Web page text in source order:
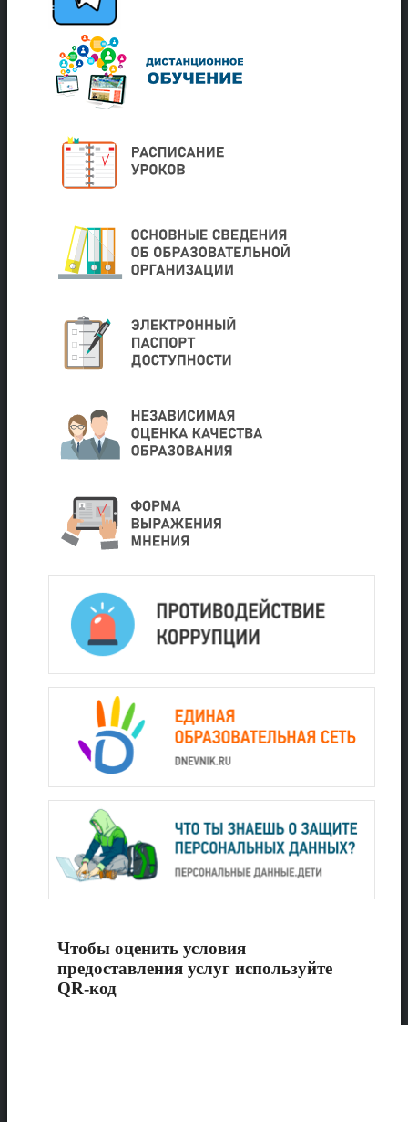
Чтобы оценить условия
предоставления услуг используйте
QR-код